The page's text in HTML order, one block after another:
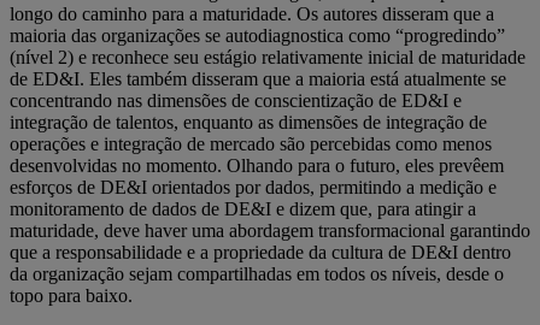
longo do caminho para a maturidade. Os autores disseram que a
maioria das organizações se autodiagnostica como “progredindo”
(nível 2) e reconhece seu estágio relativamente inicial de maturidade
de ED&I. Eles também disseram que a maioria está atualmente se
concentrando nas dimensões de conscientização de ED&I e
integração de talentos, enquanto as dimensões de integração de
operações e integração de mercado são percebidas como menos
desenvolvidas no momento. Olhando para o futuro, eles prevêem
esforços de DE&I orientados por dados, permitindo a medição e
monitoramento de dados de DE&I e dizem que, para atingir a
maturidade, deve haver uma abordagem transformacional garantindo
que a responsabilidade e a propriedade da cultura de DE&I dentro
da organização sejam compartilhadas em todos os níveis, desde o
topo para baixo.